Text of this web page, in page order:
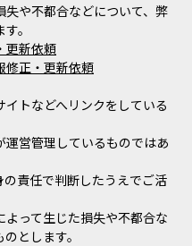
や不都合などについて、弊
。
更新依頼
修正・更新依頼
イトなどへリンクをしている
運営管理しているものではあ
責任で判断したうえでご活
って生じた損失や不都合な
とします。